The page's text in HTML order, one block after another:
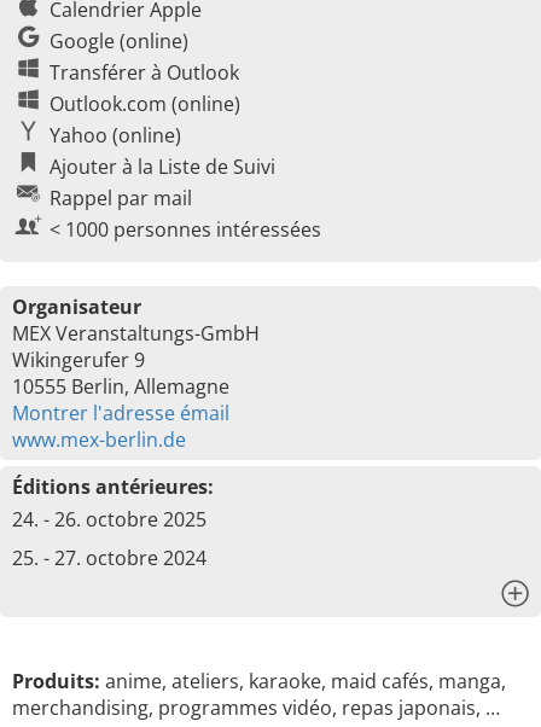
Calendrier Apple
Google (online)
Transférer à Outlook
Outlook.com (online)
Yahoo (online)
Ajouter à la Liste de Suivi
Rappel par mail
< 1000 personnes intéressées
Organisateur
MEX Veranstaltungs-GmbH
Wikingerufer 9
10555 Berlin, Allemagne
Montrer l'adresse émail
www.mex-berlin.de
Éditions antérieures:
24. - 26. octobre 2025
25. - 27. octobre 2024
Produits: anime, ateliers, karaoke, maid cafés, manga,
merchandising, programmes vidéo, repas japonais, …